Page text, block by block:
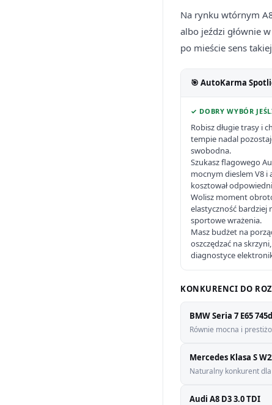
Na rynku wtórnym
albo jeździ głównie
po mieście sens
🎯 AutoKarma
✓ DOBRY WYBÓR
Robisz długie trasy i
tempie nadal
swobodna.
Szukasz flagowego
mocnym dieslem V8 i
kosztował
Wolisz moment
elastyczność bardziej
sportowe wrażenia.
Masz budżet na
oszczędzać na
diagnostyce
KONKURENCI DO
BMW Seria 7 E65 745d
Równie mocna i
Mercedes Klasa S
Naturalny konkurent
Audi A8 D3 3.0 TDI